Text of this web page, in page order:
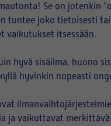
Se on jotenkin
tuntee joko tietoisesti
vaikutukset itsessään.
hyvä sisäilma, huono
hyvinkin nopeasti
ja vaikuttavat